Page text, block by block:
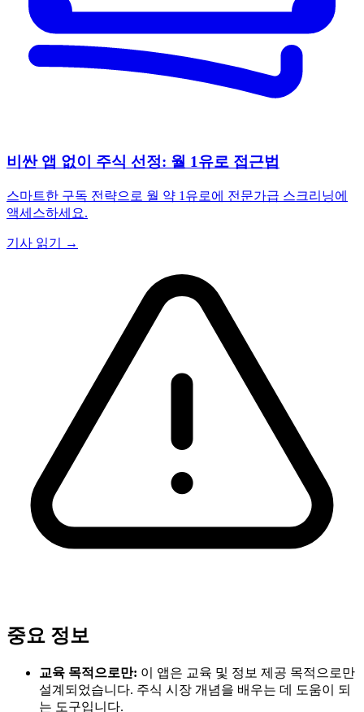
비싼 앱 없이 주식 선정: 월 1유로 접근법
스마트한 구독 전략으로 월 약 1유로에 전문가급 스크리닝에
액세스하세요.
기사 읽기 →
중요 정보
교육 목적으로만: 이 앱은 교육 및 정보 제공 목적으로만
설계되었습니다. 주식 시장 개념을 배우는 데 도움이 되
는 도구입니다.